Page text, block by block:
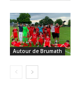
Autour de Brumath